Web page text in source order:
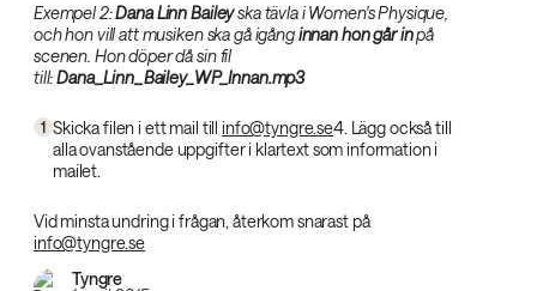
Exempel 2:Dana Linn Bailey‌ska tävla i Women's Physique,
och hon vill att musiken ska gå igånginnan hon går in‌på
scenen. Hon döper då sin fil
till:Dana_Linn_Bailey_WP_Innan.mp3‌‌
1 Skicka filen i ett mail till info@tyngre.se4. Lägg också till
alla ovanstående uppgifter i klartext som information i
mailet.
Vid minsta undring i frågan, återkom snarast på
info@tyngre.se
Tyngre